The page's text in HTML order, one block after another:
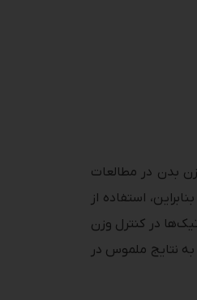
بدن در مطالعات
استفاده از
در کنترل وزن
نتایج ملموس در